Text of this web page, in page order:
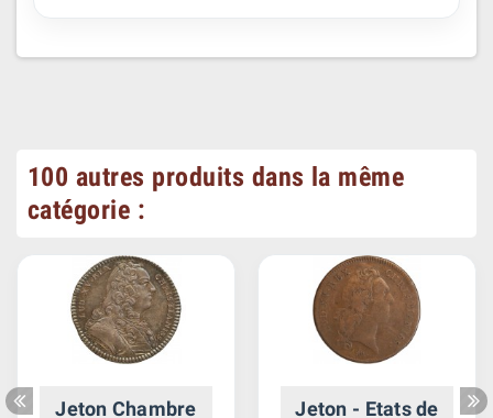
100 autres produits dans la même
catégorie :
Jeton Chambre
Jeton - Etats de